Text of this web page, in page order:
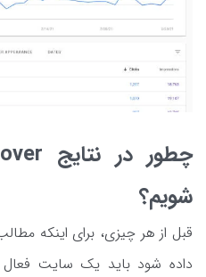
شویم؟
قبل از هر چیزی، برای اینکه
داده شود باید یک سایت فعال